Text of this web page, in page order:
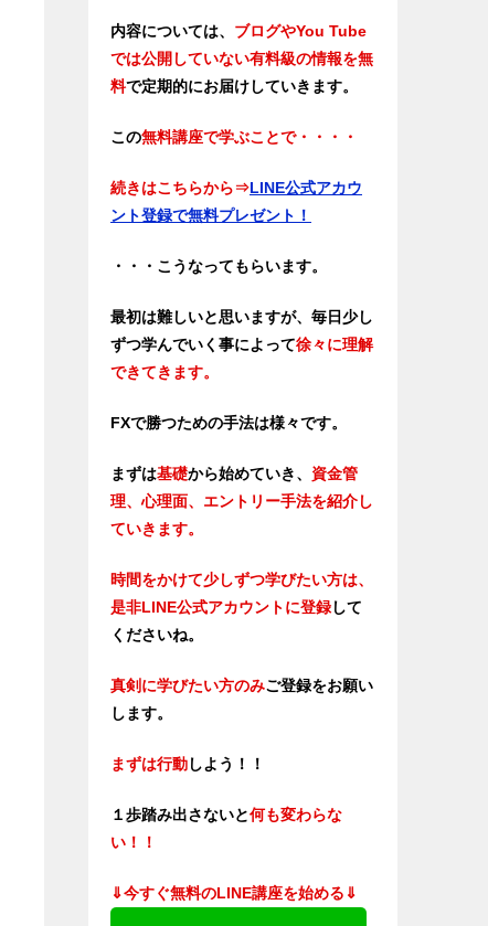
内容については、 ブログやYou Tube
では公開していない有料級の情報を無
料で定期的にお届けしていきます。
この無料講座で学ぶことで・・・・
続きはこちらから⇒LINE公式アカウ
ント登録で無料プレゼント！
・・・こうなってもらいます。
最初は難しいと思いますが、毎日少し
ずつ学んでいく事によって徐々に理解
できてきます。
FXで勝つための手法は様々です。
まずは基礎から始めていき、 資金管
理、心理面、エントリー手法を紹介し
ていきます。
時間をかけて少しずつ学びたい方は、
是非LINE公式アカウントに登録して
くださいね。
真剣に学びたい方のみご登録をお願い
します。
まずは行動しよう！！
１歩踏み出さないと何も変わらな
い！！
⇓今すぐ無料のLINE講座を始める⇓